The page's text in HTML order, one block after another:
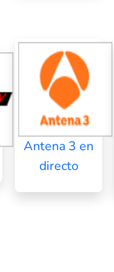
Antena 3 en
directo